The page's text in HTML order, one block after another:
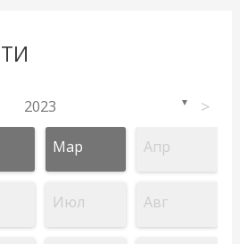
2023 ▼ >
Мар Апр
Июл Авг